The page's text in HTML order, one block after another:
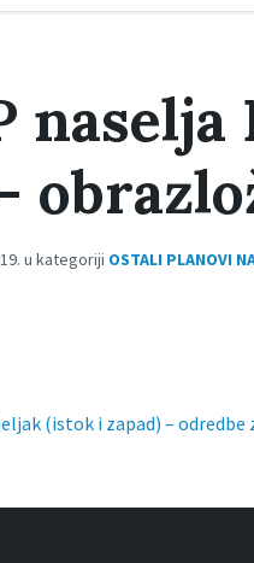
u kategoriji OSTALI PLANOVI
(istok i zapad) – odredbe